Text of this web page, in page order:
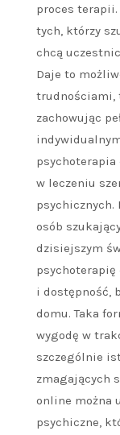
proces
tych, którzy
chcą
Daje to
trudnościami,
zachowując
w leczeniu
psychicznych.
osób
dzisiejszym
psychoterapię
i dostępność,
domu. Taka
wygodę w
szczególnie
zmagających
online można
psychiczne,